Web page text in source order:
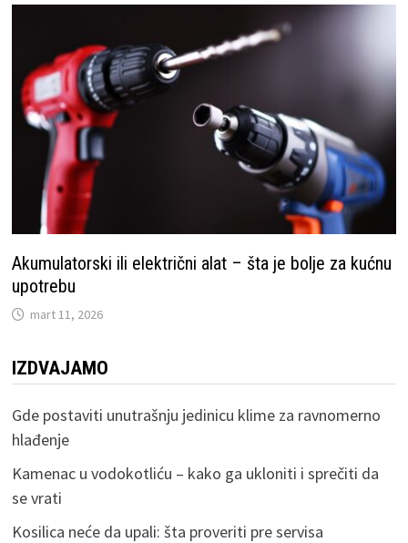
Akumulatorski ili električni alat – šta je bolje za kućnu
upotrebu
mart 11, 2026
IZDVAJAMO
Gde postaviti unutrašnju jedinicu klime za ravnomerno
hlađenje
Kamenac u vodokotliću – kako ga ukloniti i sprečiti da
se vrati
Kosilica neće da upali: šta proveriti pre servisa